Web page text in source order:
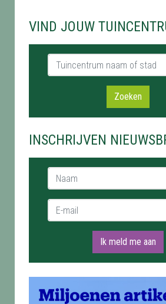
VIND JOUW
Tuincentrum naam of stad
Zoeken
INSCHRIJVEN
Naam *
E-mail *
Ik meld me aan